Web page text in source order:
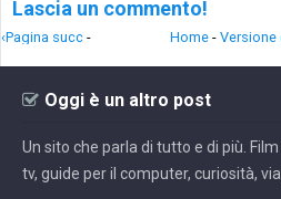
Lascia un commento!
‹Pagina succ - Home - Versione
Oggi è un altro post
Un sito che parla di tutto e di più.
tv, guide per il computer, curiosità,